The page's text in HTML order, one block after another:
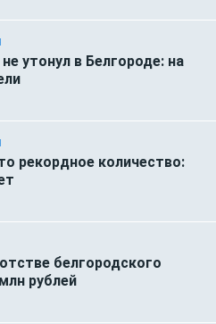
утонул в Белгороде: на
рекордное количество:
белгородского
рублей